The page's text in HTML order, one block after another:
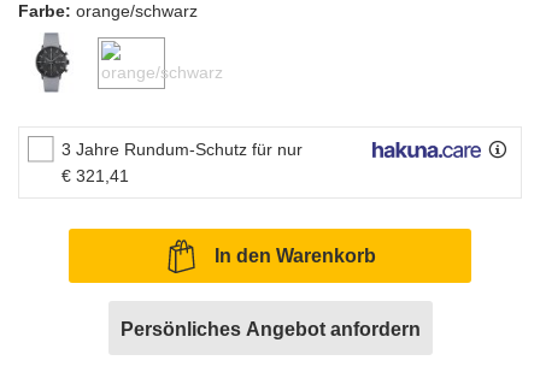
Farbe: orange/schwarz
3 Jahre Rundum-Schutz für nur
€ 321,41
In den Warenkorb
Persönliches Angebot anfordern